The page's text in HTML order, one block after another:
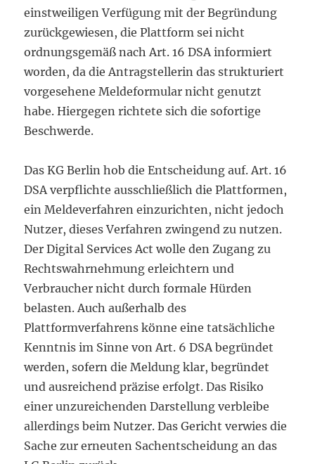
einstweiligen Verfügung mit der Begründung
zurückgewiesen, die Plattform sei nicht
ordnungsgemäß nach Art. 16 DSA informiert
worden, da die Antragstellerin das strukturiert
vorgesehene Meldeformular nicht genutzt
habe. Hiergegen richtete sich die sofortige
Beschwerde.
Das KG Berlin hob die Entscheidung auf. Art. 16
DSA verpflichte ausschließlich die Plattformen,
ein Meldeverfahren einzurichten, nicht jedoch
Nutzer, dieses Verfahren zwingend zu nutzen.
Der Digital Services Act wolle den Zugang zu
Rechtswahrnehmung erleichtern und
Verbraucher nicht durch formale Hürden
belasten. Auch außerhalb des
Plattformverfahrens könne eine tatsächliche
Kenntnis im Sinne von Art. 6 DSA begründet
werden, sofern die Meldung klar, begründet
und ausreichend präzise erfolgt. Das Risiko
einer unzureichenden Darstellung verbleibe
allerdings beim Nutzer. Das Gericht verwies die
Sache zur erneuten Sachentscheidung an das